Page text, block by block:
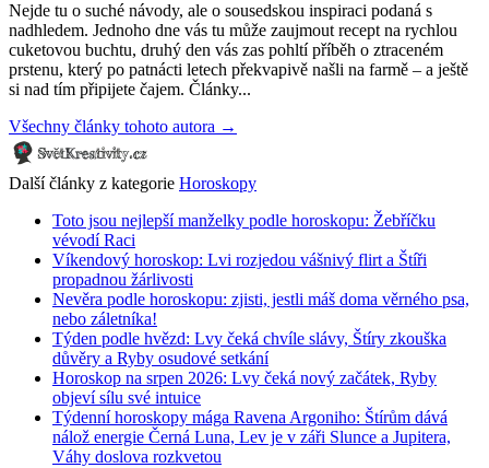
Nejde tu o suché návody, ale o sousedskou inspiraci podaná s
nadhledem. Jednoho dne vás tu může zaujmout recept na rychlou
cuketovou buchtu, druhý den vás zas pohltí příběh o ztraceném
prstenu, který po patnácti letech překvapivě našli na farmě – a ještě
si nad tím připijete čajem. Články...
Všechny články tohoto autora →
Další články z kategorie Horoskopy
Toto jsou nejlepší manželky podle horoskopu: Žebříčku
vévodí Raci
Víkendový horoskop: Lvi rozjedou vášnivý flirt a Štíři
propadnou žárlivosti
Nevěra podle horoskopu: zjisti, jestli máš doma věrného psa,
nebo záletníka!
Týden podle hvězd: Lvy čeká chvíle slávy, Štíry zkouška
důvěry a Ryby osudové setkání
Horoskop na srpen 2026: Lvy čeká nový začátek, Ryby
objeví sílu své intuice
Týdenní horoskopy mága Ravena Argoniho: Štírům dává
nálož energie Černá Luna, Lev je v záři Slunce a Jupitera,
Váhy doslova rozkvetou